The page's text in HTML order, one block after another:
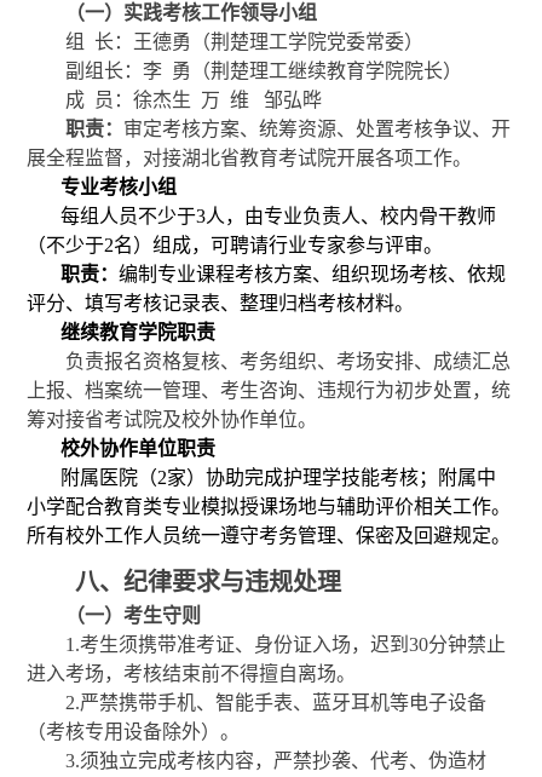
（一）实践考核工作领导小组
组
长：王德勇（荆楚理工学院党委常委）
副组长：李 勇（荆楚理工继续教育学院院长）
成 员：徐杰生 万 维
邹弘晔
职责： 审定考核方案、统筹资源、处置考核争议、开
展全程监督，对接湖北省教育考试院开展各项工作。
专业考核小组
每组人员不少于3人，由专业负责人、校内骨干教师
（不少于2名）组成，可聘请行业专家参与评审。
职责：编制专业课程考核方案、组织现场考核、依规
评分、填写考核记录表、整理归档考核材料。
继续教育学院职责
负责报名资格复核、考务组织、考场安排、成绩汇总
上报、档案统一管理、考生咨询、违规行为初步处置，统
筹对接省考试院及校外协作单位。
校外协作单位职责
附属医院（2家）协助完成护理学技能考核；附属中
小学配合教育类专业模拟授课场地与辅助评价相关工作。
所有校外工作人员统一遵守考务管理、保密及回避规定。
八、纪律要求与违规处理
（一）考生守则
1.考生须携带准考证、身份证入场，迟到30分钟禁止
进入考场，考核结束前不得擅自离场。
2.严禁携带手机、智能手表、蓝牙耳机等电子设备
（考核专用设备除外）。
3.须独立完成考核内容，严禁抄袭、代考、伪造材